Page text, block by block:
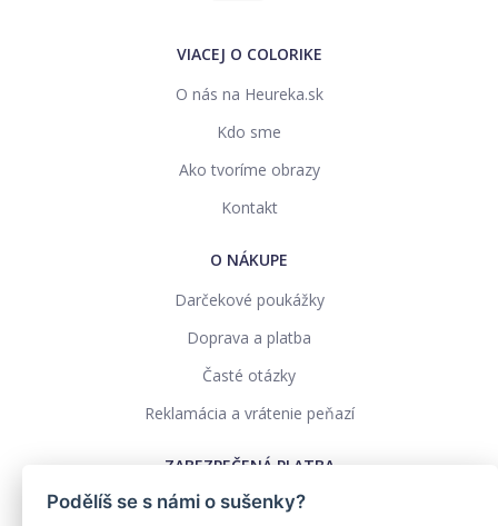
VIACEJ O COLORIKE
O nás na Heureka.sk
Kdo sme
Ako tvoríme obrazy
Kontakt
O NÁKUPE
Darčekové poukážky
Doprava a platba
Časté otázky
Reklamácia a vrátenie peňazí
ZABEZPEČENÁ PLATBA
Podělíš se s námi o sušenky?